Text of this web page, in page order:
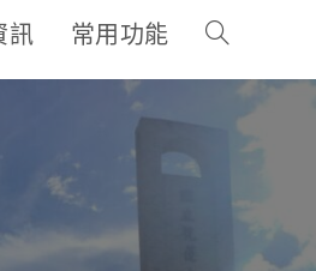
訊 常用功能